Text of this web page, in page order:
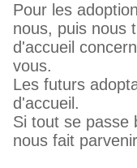
Pour les
nous, puis nous
d'accueil
vous.
Les futurs
d'accueil.
Si tout se passe
nous fait